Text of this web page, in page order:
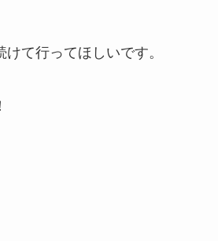
て行ってほしいです。